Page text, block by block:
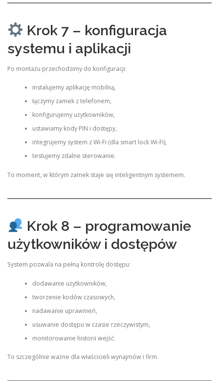
Krok 7 – konfiguracja
systemu i aplikacji
Po montażu przechodzimy do konfiguracji:
instalujemy aplikację mobilną,
łączymy zamek z telefonem,
konfigurujemy użytkowników,
ustawiamy kody PIN i dostępy,
integrujemy system z Wi-Fi (dla smart lock Wi-Fi),
testujemy zdalne sterowanie.
To moment, w którym zamek staje się inteligentnym systemem.
Krok 8 – programowanie
użytkowników i dostępów
System pozwala na pełną kontrolę dostępu:
dodawanie użytkowników,
tworzenie kodów czasowych,
nadawanie uprawnień,
usuwanie dostępu w czasie rzeczywistym,
monitorowanie historii wejść.
To szczególnie ważne dla właścicieli wynajmów i firm.